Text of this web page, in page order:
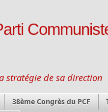
stratégie de sa direction
38ème Congrès du PCF